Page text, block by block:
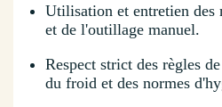
Utilisation et entretien des
et de l'outillage manuel.
Respect strict des règles
du froid et des normes